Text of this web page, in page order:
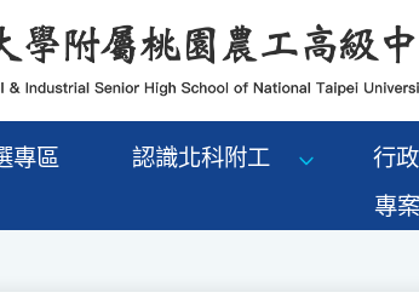
專區 認識北科附工 行政
專